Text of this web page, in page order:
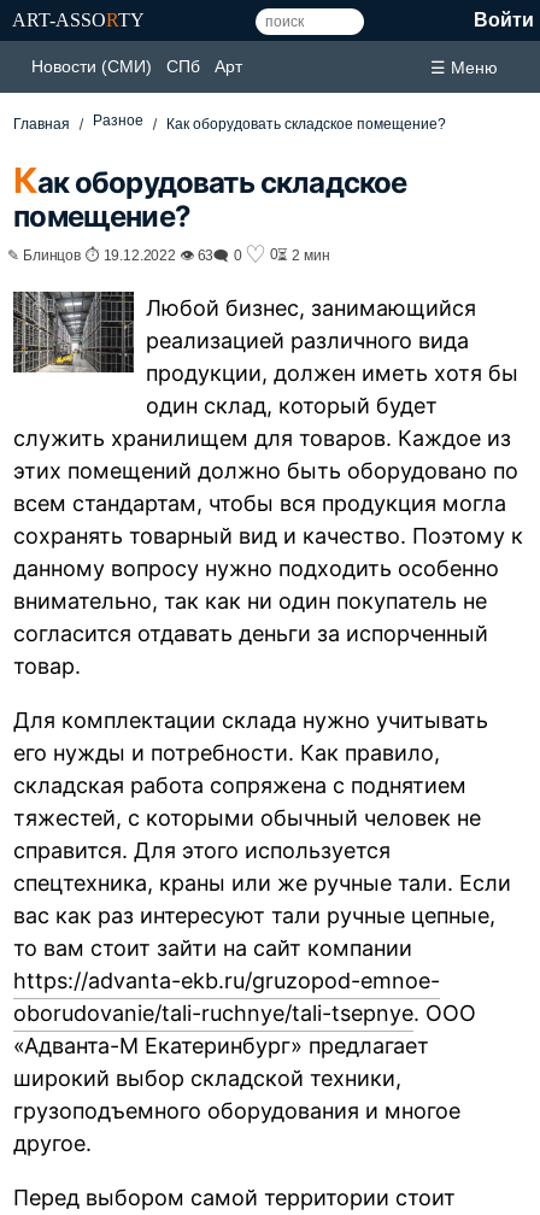
ART-ASSORTY Войти
Новости (СМИ) СПб Арт ☰ Меню
Главная Разное Как оборудовать складское помещение?
Как оборудовать складское
помещение?
✎ Блинцов ⏱ 19.12.2022 👁 63🗨 0 ♡ 0⏳ 2 мин
Любой бизнес, занимающийся
реализацией различного вида
продукции, должен иметь хотя бы
один склад, который будет
служить хранилищем для товаров. Каждое из
этих помещений должно быть оборудовано по
всем стандартам, чтобы вся продукция могла
сохранять товарный вид и качество. Поэтому к
данному вопросу нужно подходить особенно
внимательно, так как ни один покупатель не
согласится отдавать деньги за испорченный
товар.
Для комплектации склада нужно учитывать
его нужды и потребности. Как правило,
складская работа сопряжена с поднятием
тяжестей, с которыми обычный человек не
справится. Для этого используется
спецтехника, краны или же ручные тали. Если
вас как раз интересуют тали ручные цепные,
то вам стоит зайти на сайт компании
https://advanta-ekb.ru/gruzopod-emnoe-
oborudovanie/tali-ruchnye/tali-tsepnye. ООО
«Адванта-М Екатеринбург» предлагает
широкий выбор складской техники,
грузоподъемного оборудования и многое
другое.
Перед выбором самой территории стоит